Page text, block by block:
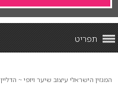
תפריט
המגזין הישראלי עיצוב שיער ויופי ~ הדליין